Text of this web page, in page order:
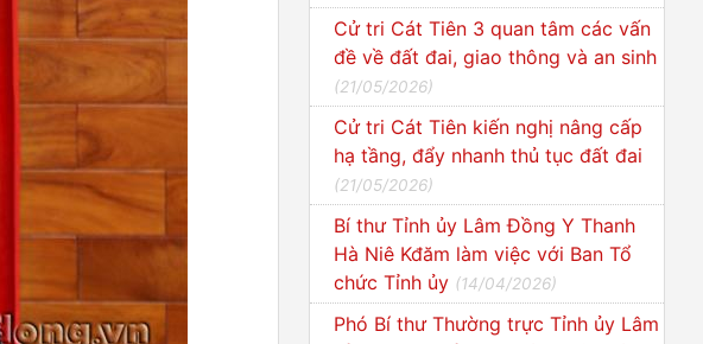
Cử tri Cát Tiên 3 quan tâm các vấn
đề về đất đai, giao thông và an sinh
(21/05/2026)
Cử tri Cát Tiên kiến nghị nâng cấp
hạ tầng, đẩy nhanh thủ tục đất đai
(21/05/2026)
Bí thư Tỉnh ủy Lâm Đồng Y Thanh
Hà Niê Kđăm làm việc với Ban Tổ
chức Tỉnh ủy (14/04/2026)
Phó Bí thư Thường trực Tỉnh ủy Lâm